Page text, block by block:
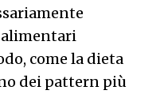
come la dieta
dei pattern più